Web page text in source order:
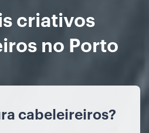
criativos
no Porto
cabeleireiros?